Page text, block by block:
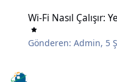
Wi-Fi Nasıl Çalışır:
Gönderen:Admin, 5